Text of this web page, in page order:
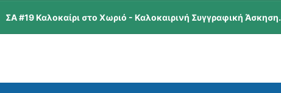
ΣΑ #19 Καλοκαίρι στο Χωριό - Καλοκαιρινή Συγγραφική